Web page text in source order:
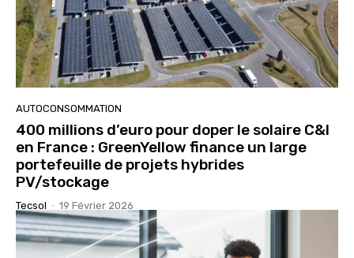
AUTOCONSOMMATION
400 millions d’euro pour doper le solaire C&I
en France : GreenYellow finance un large
portefeuille de projets hybrides
PV/stockage
Tecsol - 19 Février 2026